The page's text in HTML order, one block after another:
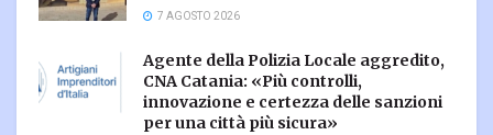
7 AGOSTO 2026
Agente della Polizia Locale aggredito,
CNA Catania: «Più controlli,
innovazione e certezza delle sanzioni
per una città più sicura»